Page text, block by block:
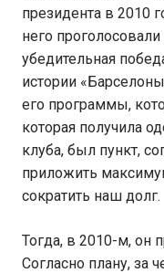
президента в 2010
него
убедительная
истории
его программы,
которая получила
клуба, был пункт,
приложить
сократить наш долг.
Тогда, в 2010-м, он
Согласно плану, за